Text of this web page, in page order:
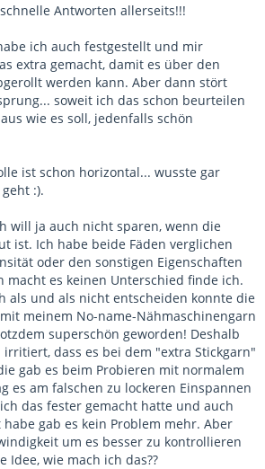
Antworten allerseits!!!
ich auch festgestellt und mir
extra gemacht, damit es über den
werden kann. Aber dann stört
soweit ich das schon beurteilen
wie es soll, jedenfalls schön
ist schon horizontal... wusste gar
:).
will ja auch nicht sparen, wenn die
ist. Ich habe beide Fäden verglichen
oder den sonstigen Eigenschaften
macht es keinen Unterschied finde ich.
als und als nicht entscheiden konnte die
meinem No-name-Nähmaschinengarn
superschön geworden! Deshalb
dass es bei dem "extra Stickgarn"
gab es beim Probieren mit normalem
es am falschen zu lockeren Einspannen
das fester gemacht hatte und auch
gab es kein Problem mehr. Aber
um es besser zu kontrollieren
Idee, wie mach ich das??